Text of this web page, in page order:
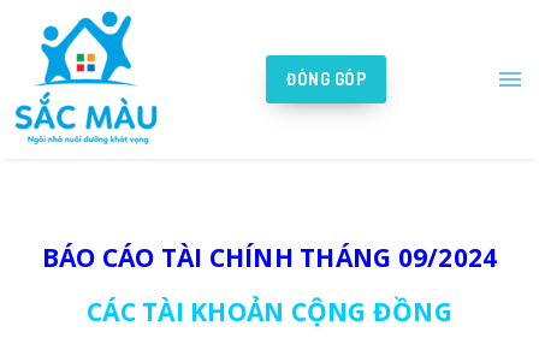
ĐÓNG GÓP
BÁO CÁO TÀI CHÍNH THÁNG 09/2024
CÁC TÀI KHOẢN CỘNG ĐỒNG